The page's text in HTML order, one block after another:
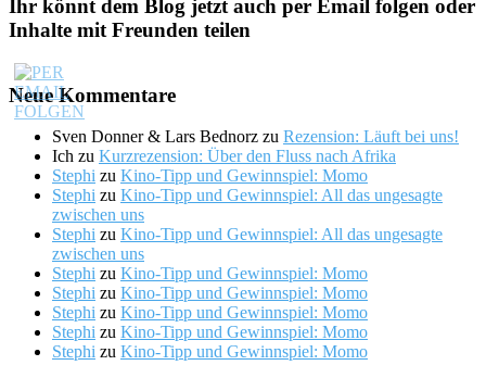
Ihr könnt dem Blog jetzt auch per Email folgen oder
Inhalte mit Freunden teilen
Neue Kommentare
Sven Donner & Lars Bednorz zu Rezension: Läuft bei uns!
Ich zu Kurzrezension: Über den Fluss nach Afrika
Stephi zu Kino-Tipp und Gewinnspiel: Momo
Stephi zu Kino-Tipp und Gewinnspiel: All das ungesagte
zwischen uns
Stephi zu Kino-Tipp und Gewinnspiel: All das ungesagte
zwischen uns
Stephi zu Kino-Tipp und Gewinnspiel: Momo
Stephi zu Kino-Tipp und Gewinnspiel: Momo
Stephi zu Kino-Tipp und Gewinnspiel: Momo
Stephi zu Kino-Tipp und Gewinnspiel: Momo
Stephi zu Kino-Tipp und Gewinnspiel: Momo